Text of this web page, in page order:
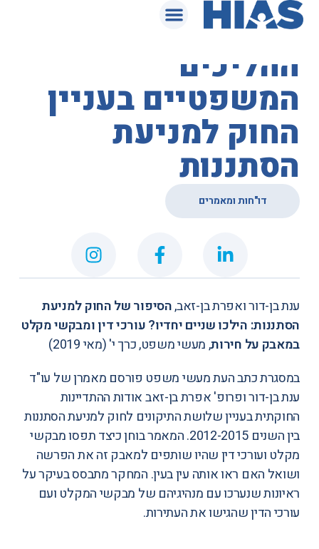
המאגר המשפטי
מאמר בעניין
ההליכים
המשפטיים בעניין
החוק למניעת
הסתננות
דו"חות ומאמרים
ענת בן-דור ואפרת בן-זאב,הסיפור של החוק למניעת
הסתננות: הילכו שניים יחדיו? עורכי דין ומבקשי מקלט
במאבק על חירות, מעשי משפט, כרך י' (מאי 2019)
במסגרת כתב העת מעשי משפט פורסם מאמרן של עו"ד
ענת בן-דור ופרופ' אפרת בן-זאב אודות ההתדיינות
החוקתית בעניין שלושת התיקונים לחוק למניעת הסתננות
בין השנים 2012-2015. המאמר בוחן כיצד תפסו מבקשי
מקלט ועורכי דין שהיו שותפים למאבק זה את הפרשה
ושואל האם ראו אותה עין בעין. המחקר מתבסס בעיקר על
ראיונות שנערכו עם מנהיגיהם של מבקשי המקלט ועם
עורכי הדין שהגישו את העתירות.